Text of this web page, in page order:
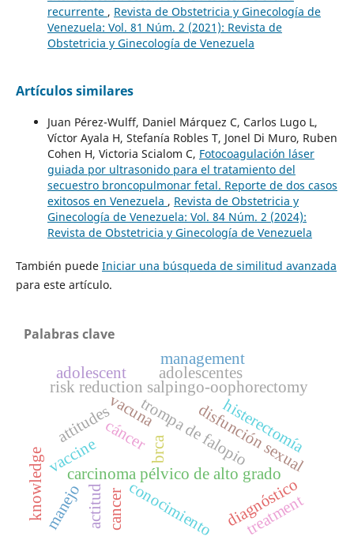
recurrente , Revista de Obstetricia y Ginecología de
Venezuela: Vol. 81 Núm. 2 (2021): Revista de
Obstetricia y Ginecología de Venezuela
Artículos similares
Juan Pérez-Wulff, Daniel Márquez C, Carlos Lugo L,
Víctor Ayala H, Stefanía Robles T, Jonel Di Muro, Ruben
Cohen H, Victoria Scialom C, Fotocoagulación láser
guiada por ultrasonido para el tratamiento del
secuestro broncopulmonar fetal. Reporte de dos casos
exitosos en Venezuela , Revista de Obstetricia y
Ginecología de Venezuela: Vol. 84 Núm. 2 (2024):
Revista de Obstetricia y Ginecología de Venezuela
También puede Iniciar una búsqueda de similitud avanzada
para este artículo.
Palabras clave
brca
carcinoma pélvico de alto grado
trompa de falopio
risk reduction salpingo-oophorectomy
disfunción sexual
vacuna
conocimiento
actitud
adolescentes
vaccine
knowledge
attitudes
adolescent
histerectomía
diagnóstico
cáncer
manejo cancer
management
treatment